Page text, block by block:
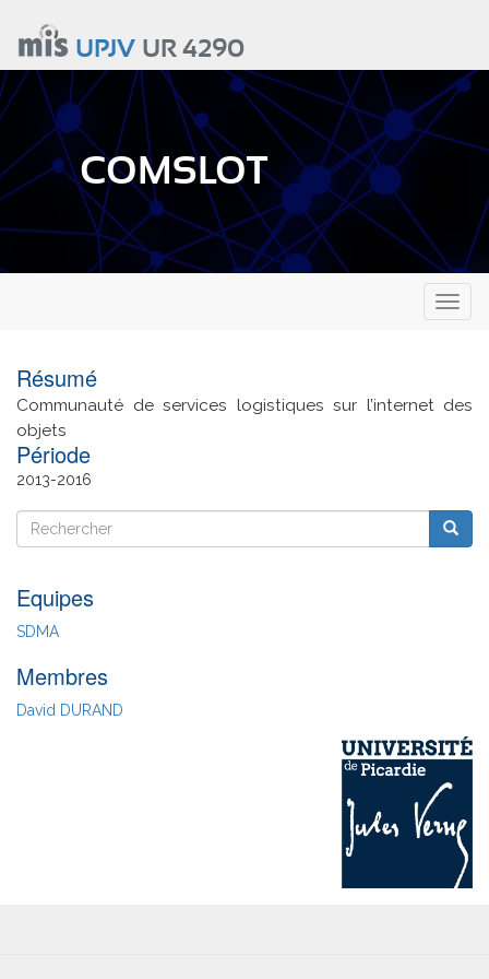
contenu
principal
UPJVUR 4290
COMSLOT
Résumé
Communauté de services logistiques sur l’internet des
objets
2013
Date
de
fin
2016
Rechercher
Rechercher
Equipes
SDMA
Membres
David DURAND